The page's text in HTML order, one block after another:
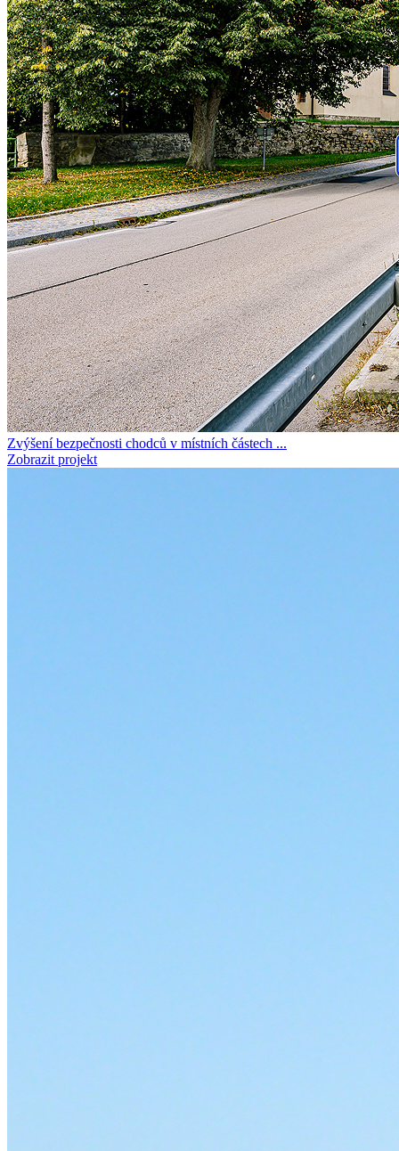
Zvýšení bezpečnosti chodců v místních částech ...
Zobrazit projekt